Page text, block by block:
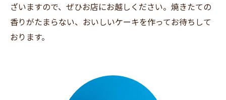
ざいますので、ぜひお店にお越しください。焼きたての
香りがたまらない、おいしいケーキを作ってお待ちして
おります。